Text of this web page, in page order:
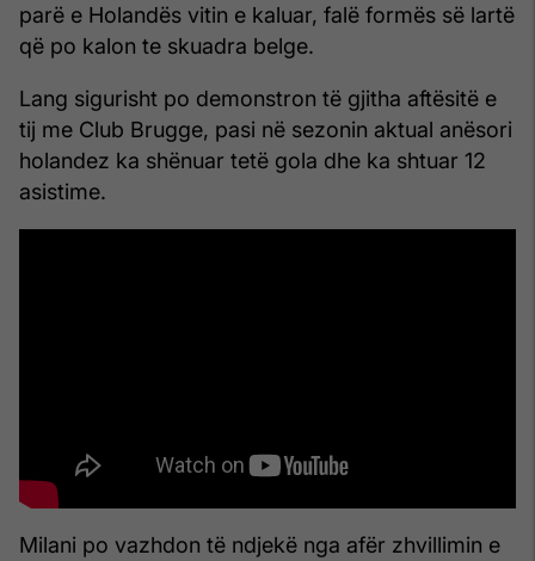
parë e Holandës vitin e kaluar, falë formës së lartë
që po kalon te skuadra belge.
Lang sigurisht po demonstron të gjitha aftësitë e
tij me Club Brugge, pasi në sezonin aktual anësori
holandez ka shënuar tetë gola dhe ka shtuar 12
asistime.
Milani po vazhdon të ndjekë nga afër zhvillimin e